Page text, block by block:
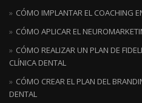
CÓMO IMPLANTAR EL COACHING
CÓMO APLICAR EL
CÓMO REALIZAR UN PLAN DE
CLÍNICA DENTAL
CÓMO CREAR EL PLAN DEL
DENTAL